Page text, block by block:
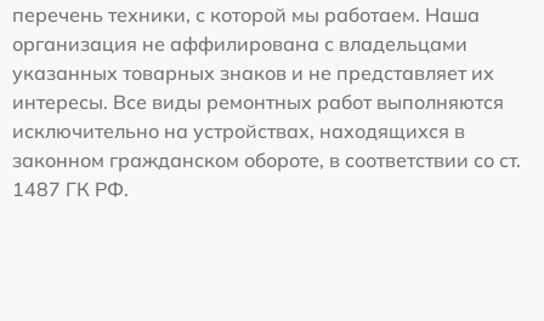
перечень техники, с которой мы работаем. Наша
организация не аффилирована с владельцами
указанных товарных знаков и не представляет их
интересы. Все виды ремонтных работ выполняются
исключительно на устройствах, находящихся в
законном гражданском обороте, в соответствии со ст.
1487 ГК РФ.